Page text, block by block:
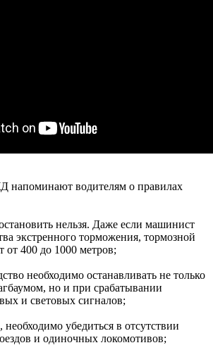
напоминают водителям о правилах
нельзя. Даже если машинист
экстренного торможения, тормозной
от 400 до 1000 метров;
необходимо останавливать не только
но и при срабатывании
и световых сигналов;
необходимо убедиться в отсутствии
и одиночных локомотивов;